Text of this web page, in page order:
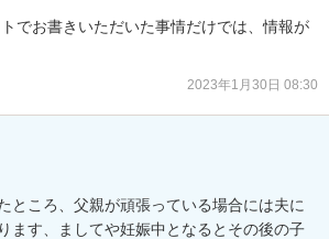
でお書きいただいた事情だけでは、情報が
2023年1月30日 08:30
ところ、父親が頑張っている場合には夫に
ます、ましてや妊娠中となるとその後の子